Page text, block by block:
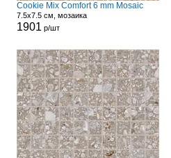
Cookie Mix Comfort 6 mm Mosaic
7.5x7.5 см, мозаика
1901 р/шт